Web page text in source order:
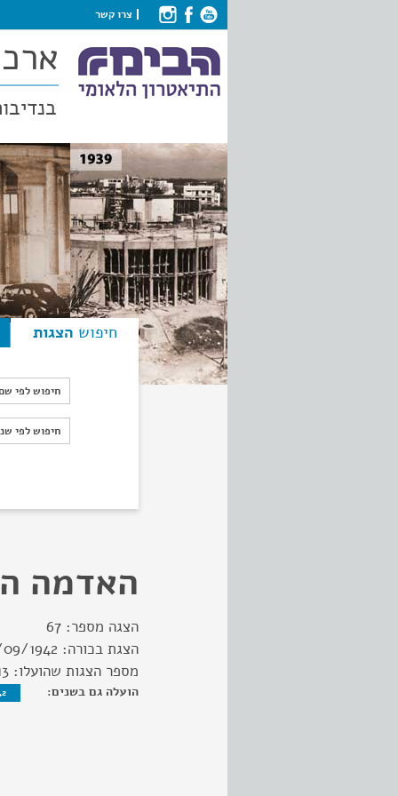
צרו קשר
חיפוש הצגות
חיפוש לפי
חיפוש לפי
חיפוש לפי
האדמה
הצגה מספר: 67
הצגת בכורה: 1942
מספר הצגות שהועלו:
הועלה גם בשנים: